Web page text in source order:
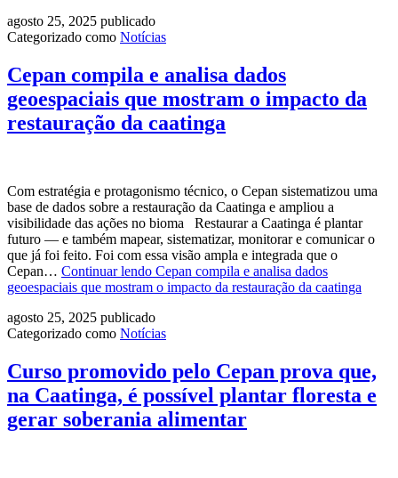
agosto 25, 2025 publicado
Categorizado como Notícias
Cepan compila e analisa dados
geoespaciais que mostram o impacto da
restauração da caatinga
Com estratégia e protagonismo técnico, o Cepan sistematizou uma
base de dados sobre a restauração da Caatinga e ampliou a
visibilidade das ações no bioma Restaurar a Caatinga é plantar
futuro — e também mapear, sistematizar, monitorar e comunicar o
que já foi feito. Foi com essa visão ampla e integrada que o
Cepan… Continuar lendo Cepan compila e analisa dados
geoespaciais que mostram o impacto da restauração da caatinga
agosto 25, 2025 publicado
Categorizado como Notícias
Curso promovido pelo Cepan prova que,
na Caatinga, é possível plantar floresta e
gerar soberania alimentar